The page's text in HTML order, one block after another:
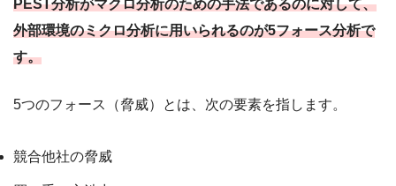
PEST分析がマクロ分析のための手法であるのに対して、
外部環境のミクロ分析に用いられるのが5フォース分析で
す。
5つのフォース（脅威）とは、次の要素を指します。
競合他社の脅威